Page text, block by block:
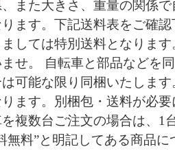
また大きさ、重量の関係
ます。下記送料表をご確
しては特別送料となりま
せ。 自転車と部品などを
可能な限り同梱いたしま
ます。別梱包・送料が必
複数台ご注文の場合は、1
料”と明記してある商品